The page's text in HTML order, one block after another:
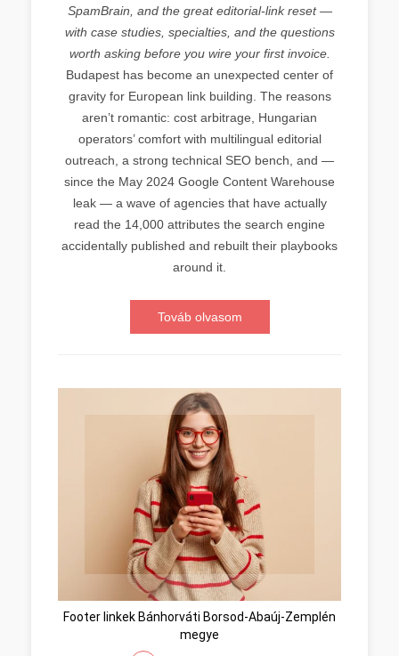
SpamBrain, and the great editorial-link reset —
with case studies, specialties, and the questions
worth asking before you wire your first invoice.
Budapest has become an unexpected center of
gravity for European link building. The reasons
aren’t romantic: cost arbitrage, Hungarian
operators’ comfort with multilingual editorial
outreach, a strong technical SEO bench, and —
since the May 2024 Google Content Warehouse
leak — a wave of agencies that have actually
read the 14,000 attributes the search engine
accidentally published and rebuilt their playbooks
around it.
Továb olvasom
Footer linkek Bánhorváti Borsod-Abaúj-Zemplén
megye